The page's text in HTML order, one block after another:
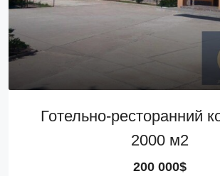
Готельно-ресторанний
2000 м2
200 000$